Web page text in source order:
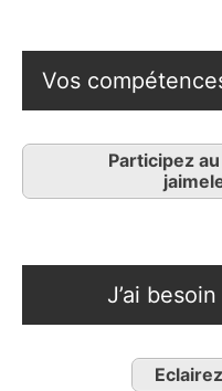
Vos
Participez
J’ai